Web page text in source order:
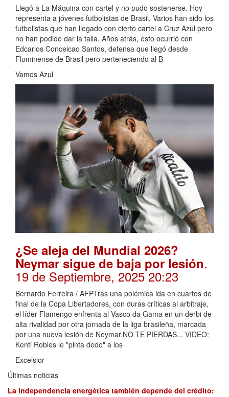
Llegó a La Máquina con cartel y no pudo sostenerse. Hoy
representa a jóvenes futbolistas de Brasil. Varios han sido los
futbolistas que han llegado con cierto cartel a Cruz Azul pero
no han podido dar la talla. Años atrás, esto ocurrió con
Edcarlos Conceicao Santos, defensa que llegó desde
Fluminense de Brasil pero perteneciendo al B
Vamos Azul
¿Se aleja del Mundial 2026?
Neymar sigue de baja por lesión.
19 de Septiembre, 2025 20:23
Bernardo Ferreira / AFPTras una polémica ida en cuartos de
final de la Copa Libertadores, con duras críticas al arbitraje,
el líder Flamengo enfrenta al Vasco da Gama en un derbi de
alta rivalidad por otra jornada de la liga brasileña, marcada
por una nueva lesión de Neymar.NO TE PIERDAS... VIDEO:
Kenti Robles le "pinta dedo" a los
Excelsior
Últimas noticias
La independencia energética también depende del crédito: